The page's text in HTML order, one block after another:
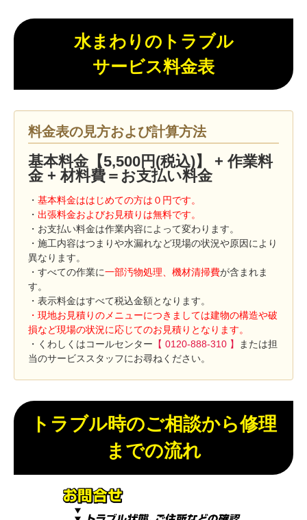
水まわりのトラブル
サービス料金表
料金表の見方および計算方法
基本料金【5,500円(税込)】 + 作業料
金 + 材料費＝お支払い料金
・ 基本料金ははじめての方は０円です。
・ 出張料金およびお見積りは無料です。
・お支払い料金は作業内容によって変わります。
・施工内容はつまりや水漏れなど現場の状況や原因により
異なります。
・すべての作業に一部汚物処理、機材清掃費が含まれま
す。
・表示料金はすべて税込金額となります。
・現地お見積りのメニューにつきましては建物の構造や破
損など現場の状況に応じてのお見積りとなります。
・くわしくはコールセンター 【 0120-888-310 】
または担
当のサービススタッフにお尋ねください。
トラブル時のご相談から修理
までの流れ